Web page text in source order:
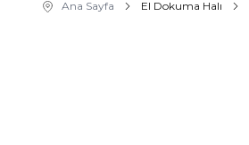
Ana Sayfa El Dokuma Halı